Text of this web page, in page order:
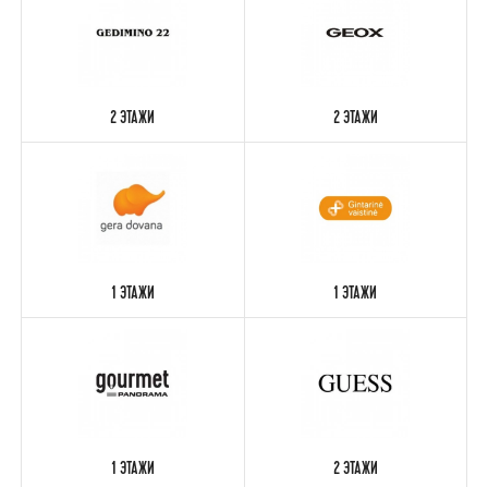
2 ЭТАЖИ 2 ЭТАЖИ
1 ЭТАЖИ 1 ЭТАЖИ
1 ЭТАЖИ 2 ЭТАЖИ